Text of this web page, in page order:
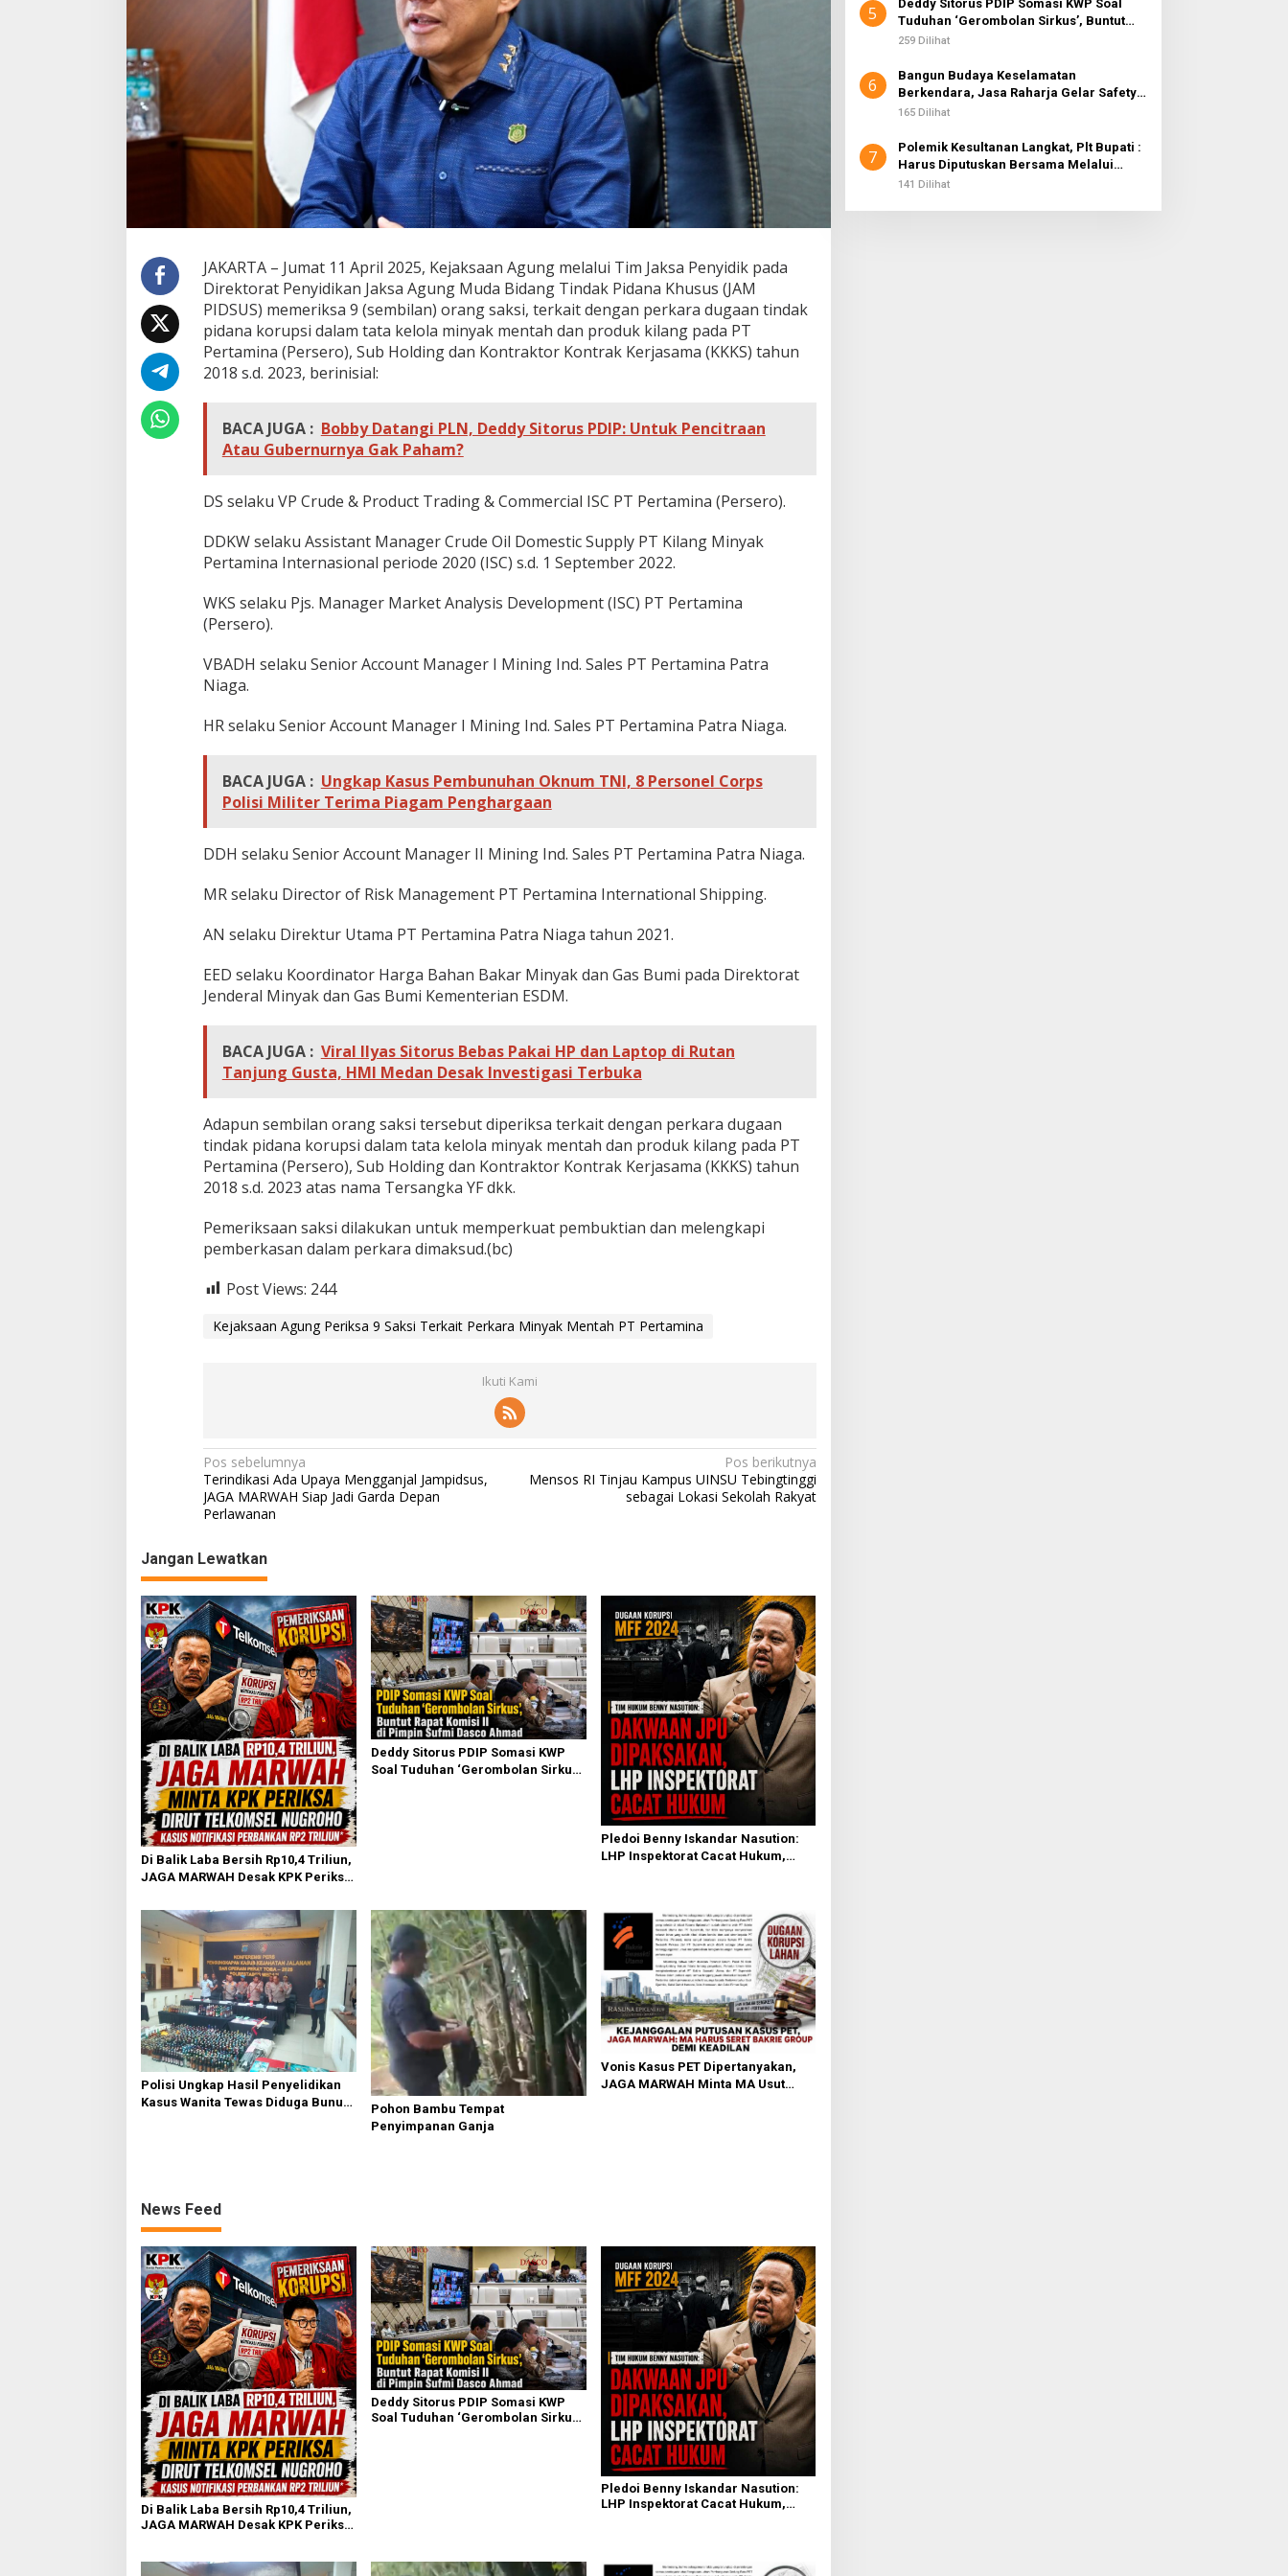
a
k
T
e
a
i
P
r
k
a
r
a
M
n
y
a
e
t
a
h
T
P
r
i
JAKARTA – Jumat 11 April 2025, Kejaksaan Agung melalui Tim Jaksa Penyidik pada
Direktorat Penyidikan Jaksa Agung Muda Bidang Tindak Pidana Khusus (JAM
PIDSUS) memeriksa 9 (sembilan) orang saksi, terkait dengan perkara dugaan tindak
pidana korupsi dalam tata kelola minyak mentah dan produk kilang pada PT
Pertamina (Persero), Sub Holding dan Kontraktor Kontrak Kerjasama (KKKS) tahun
2018 s.d. 2023, berinisial:
BACA JUGA : Bobby Datangi PLN, Deddy Sitorus PDIP: Untuk Pencitraan
Atau Gubernurnya Gak Paham?
DS selaku VP Crude & Product Trading & Commercial ISC PT Pertamina (Persero).
DDKW selaku Assistant Manager Crude Oil Domestic Supply PT Kilang Minyak
Pertamina Internasional periode 2020 (ISC) s.d. 1 September 2022.
WKS selaku Pjs. Manager Market Analysis Development (ISC) PT Pertamina
(Persero).
VBADH selaku Senior Account Manager I Mining Ind. Sales PT Pertamina Patra
Niaga.
HR selaku Senior Account Manager I Mining Ind. Sales PT Pertamina Patra Niaga.
BACA JUGA : Ungkap Kasus Pembunuhan Oknum TNI, 8 Personel Corps
Polisi Militer Terima Piagam Penghargaan
DDH selaku Senior Account Manager II Mining Ind. Sales PT Pertamina Patra Niaga.
MR selaku Director of Risk Management PT Pertamina International Shipping.
AN selaku Direktur Utama PT Pertamina Patra Niaga tahun 2021.
EED selaku Koordinator Harga Bahan Bakar Minyak dan Gas Bumi pada Direktorat
Jenderal Minyak dan Gas Bumi Kementerian ESDM.
BACA JUGA : Viral Ilyas Sitorus Bebas Pakai HP dan Laptop di Rutan
Tanjung Gusta, HMI Medan Desak Investigasi Terbuka
Adapun sembilan orang saksi tersebut diperiksa terkait dengan perkara dugaan
tindak pidana korupsi dalam tata kelola minyak mentah dan produk kilang pada PT
Pertamina (Persero), Sub Holding dan Kontraktor Kontrak Kerjasama (KKKS) tahun
2018 s.d. 2023 atas nama Tersangka YF dkk.
Pemeriksaan saksi dilakukan untuk memperkuat pembuktian dan melengkapi
pemberkasan dalam perkara dimaksud.(bc)
Post Views: 244
Kejaksaan Agung Periksa 9 Saksi Terkait Perkara Minyak Mentah PT Pertamina
Ikuti Kami
N
a
v
i
g
a
s
i
p
o
s
Pos sebelumnya
Terindikasi Ada Upaya Mengganjal Jampidsus,
JAGA MARWAH Siap Jadi Garda Depan
Perlawanan
Pos berikutnya
Mensos RI Tinjau Kampus UINSU Tebingtinggi
sebagai Lokasi Sekolah Rakyat
Jangan Lewatkan
Di Balik Laba Bersih Rp10,4 Triliun,
JAGA MARWAH Desak KPK Periksa
Dugaan Kasus Notifikasi
Perbankan
Deddy Sitorus PDIP Somasi KWP
Soal Tuduhan ‘Gerombolan Sirkus’,
Pledoi Benny Iskandar Nasution:
LHP Inspektorat Cacat Hukum,
Polisi Ungkap Hasil Penyelidikan
Kasus Wanita Tewas Diduga Bunuh
Pohon Bambu Tempat
Penyimpanan Ganja
Vonis Kasus PET Dipertanyakan,
JAGA MARWAH Minta MA Usut
News Feed
Di Balik Laba Bersih Rp10,4 Triliun,
JAGA MARWAH Desak KPK Periksa
Perbankan
Deddy Sitorus PDIP Somasi KWP
Soal Tuduhan ‘Gerombolan Sirkus’,
Pledoi Benny Iskandar Nasution:
LHP Inspektorat Cacat Hukum,
5
Deddy Sitorus PDIP Somasi KWP Soal
Tuduhan ‘Gerombolan Sirkus’, Buntut
Rapat Komisi II Dipimpin Sufmi Dasco
259 Dilihat
6
Bangun Budaya Keselamatan
Berkendara, Jasa Raharja Gelar Safety
Campaign di PT Pasifik Medan Industri
165 Dilihat
7
Polemik Kesultanan Langkat, Plt Bupati :
Harus Diputuskan Bersama Melalui
Forum Dialog
141 Dilihat